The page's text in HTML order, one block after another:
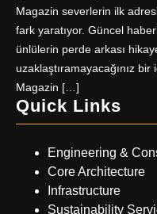
Magazin severlerin ilk
fark yaratıyor. Güncel
ünlülerin perde arkası
uzaklaştıramayacağınız
Magazin […]
Quick Links
Engineering &
Core Architecture
Infrastructure
Sustainability